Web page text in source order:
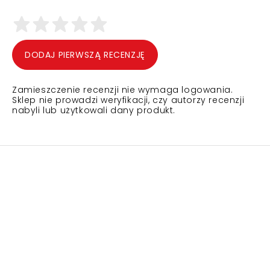
DODAJ PIERWSZĄ RECENZJĘ
Zamieszczenie recenzji nie wymaga logowania.
Sklep nie prowadzi weryfikacji, czy autorzy recenzji
nabyli lub użytkowali dany produkt.